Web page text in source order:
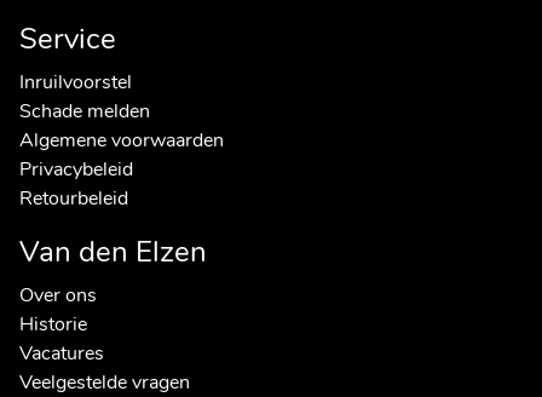
Service
Inruilvoorstel
Schade melden
Algemene voorwaarden
Privacybeleid
Retourbeleid
Van den Elzen
Over ons
Historie
Vacatures
Veelgestelde vragen